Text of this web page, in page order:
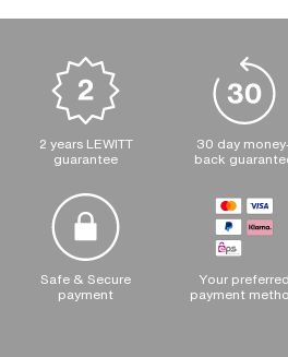
2 years LEWITT
guarantee
30 day
back
Safe & Secure
payment
Your preferred
payment